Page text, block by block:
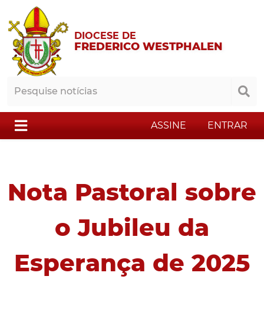
DIOCESE DE
FREDERICO WESTPHALEN
ASSINE ENTRAR
Nota Pastoral sobre
o Jubileu da
Esperança de 2025